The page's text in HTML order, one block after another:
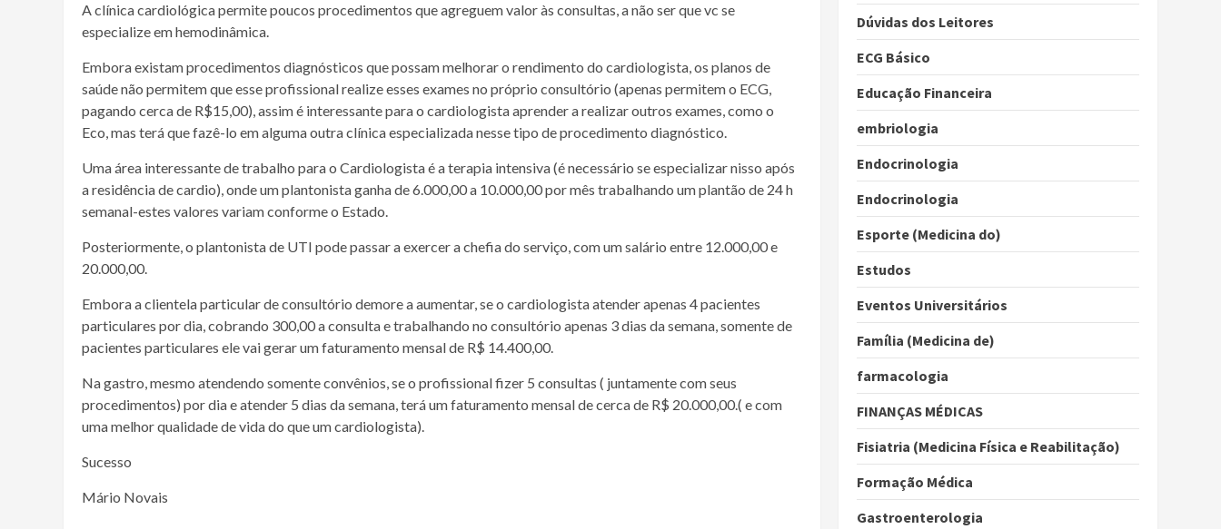
A clínica cardiológica permite poucos procedimentos que agreguem valor às consultas, a não ser que vc se
especialize em hemodinâmica.
Embora existam procedimentos diagnósticos que possam melhorar o rendimento do cardiologista, os planos de
saúde não permitem que esse profissional realize esses exames no próprio consultório (apenas permitem o ECG,
pagando cerca de R$15,00), assim é interessante para o cardiologista aprender a realizar outros exames, como o
Eco, mas terá que fazê-lo em alguma outra clínica especializada nesse tipo de procedimento diagnóstico.
Uma área interessante de trabalho para o Cardiologista é a terapia intensiva (é necessário se especializar nisso após
a residência de cardio), onde um plantonista ganha de 6.000,00 a 10.000,00 por mês trabalhando um plantão de 24 h
semanal-estes valores variam conforme o Estado.
Posteriormente, o plantonista de UTI pode passar a exercer a chefia do serviço, com um salário entre 12.000,00 e
20.000,00.
Embora a clientela particular de consultório demore a aumentar, se o cardiologista atender apenas 4 pacientes
particulares por dia, cobrando 300,00 a consulta e trabalhando no consultório apenas 3 dias da semana, somente de
pacientes particulares ele vai gerar um faturamento mensal de R$ 14.400,00.
Na gastro, mesmo atendendo somente convênios, se o profissional fizer 5 consultas ( juntamente com seus
procedimentos) por dia e atender 5 dias da semana, terá um faturamento mensal de cerca de R$ 20.000,00.( e com
uma melhor qualidade de vida do que um cardiologista).
Sucesso
Mário Novais
Dúvidas dos Leitores
ECG Básico
Educação Financeira
embriologia
Endocrinologia
Endocrinologia
Esporte (Medicina do)
Estudos
Eventos Universitários
Família (Medicina de)
farmacologia
FINANÇAS MÉDICAS
Fisiatria (Medicina Física e Reabilitação)
Formação Médica
Gastroenterologia